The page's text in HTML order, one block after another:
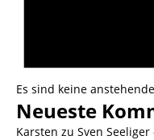
Es sind keine
Neueste
Karsten zu Sven